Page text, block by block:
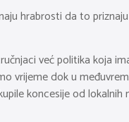
hrabrosti da to
već politika koja
vrijeme dok u
koncesije od